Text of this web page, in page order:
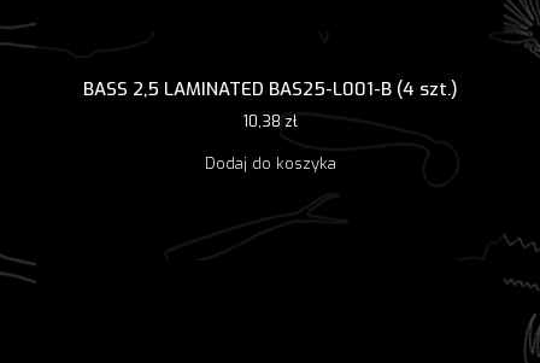
BASS 2,5 LAMINATED BAS25-L001-B (4 szt.)
10,38 zł
Dodaj do koszyka